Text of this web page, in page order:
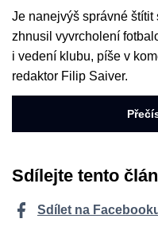
Je nanejvýš správné
zhnusil vyvrcholení
i vedení klubu, píše v
redaktor Filip Saiver.
Sdílejte tento
Sdílet na